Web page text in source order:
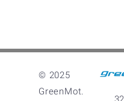
© 2025
GreenMot.